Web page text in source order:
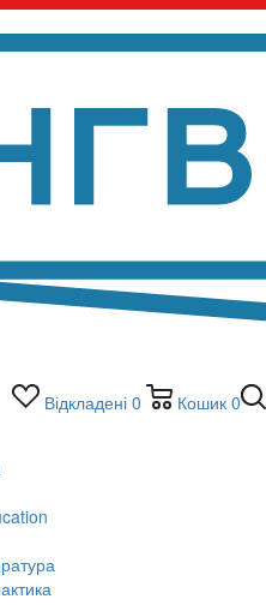
Відкладені 0 Кошик 0